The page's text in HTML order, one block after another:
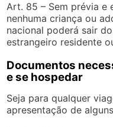
Art. 85 – Sem prévia e
nenhuma criança ou
nacional poderá sair
estrangeiro residente
Documentos
e se hospedar
Seja para qualquer
apresentação de